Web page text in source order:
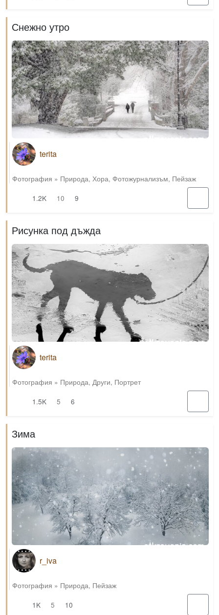
Снежно утро
terita
Фотография » Природа, Хора, Фотожурнализъм, Пейзаж
1.2K
10 9
Рисунка под дъжда
terita
Фотография » Природа, Други, Портрет
1.5K
5 6
Зима
r_iva
Фотография » Природа, Пейзаж
1K
5 10